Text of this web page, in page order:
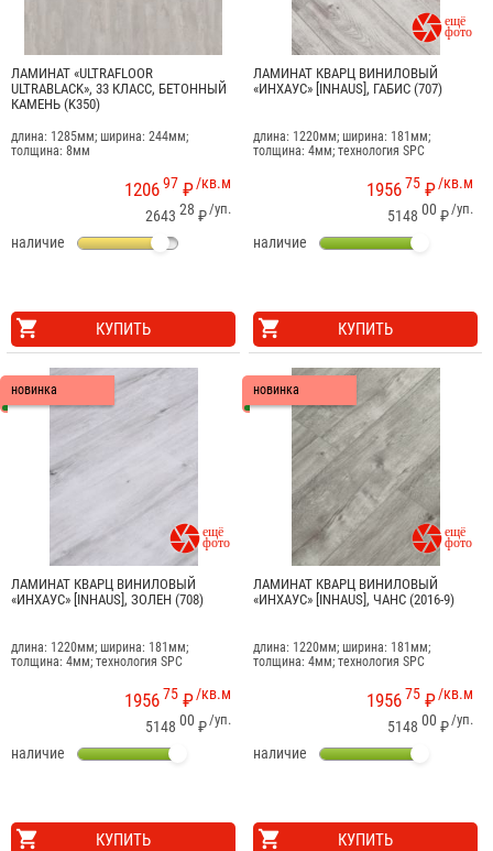
ЛАМИНАТ «ULTRAFLOOR
ULTRABLACK», 33 КЛАСС, БЕТОННЫЙ
КАМЕНЬ (K350)
длина: 1285мм; ширина: 244мм;
толщина: 8мм
/кв.м
120697 ₽
/уп.
2643 28 ₽
наличие
КУПИТЬ

ЛАМИНАТ КВАРЦ ВИНИЛОВЫЙ
«ИНХАУС» [INHAUS], ГАБИС (707)
длина: 1220мм; ширина: 181мм;
толщина: 4мм; технология SPC
/кв.м
195675 ₽
/уп.
5148 00 ₽
наличие
КУПИТЬ
новинка

ЛАМИНАТ КВАРЦ ВИНИЛОВЫЙ
«ИНХАУС» [INHAUS], ЗОЛЕН (708)
длина: 1220мм; ширина: 181мм;
толщина: 4мм; технология SPC
/кв.м
195675 ₽
/уп.
5148 00 ₽
наличие
КУПИТЬ
новинка

ЛАМИНАТ КВАРЦ ВИНИЛОВЫЙ
«ИНХАУС» [INHAUS], ЧАНС (2016-9)
длина: 1220мм; ширина: 181мм;
толщина: 4мм; технология SPC
/кв.м
195675 ₽
/уп.
5148 00 ₽
наличие
КУПИТЬ